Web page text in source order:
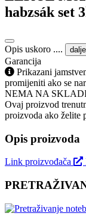
habzsák set
Opis uskoro .... dalje
Garancija
Prikazani
promijeniti ako se
NEMA NA
Ovaj proizvod
proizvoda ako želite
Opis proizvoda
Link proizvođača